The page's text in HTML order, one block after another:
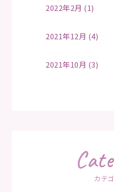
2022年2月 (1)
2021年12月 (4)
2021年10月 (3)
カテ